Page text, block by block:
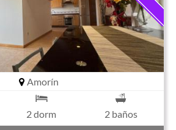
Amorín
2 dorm 2 baños